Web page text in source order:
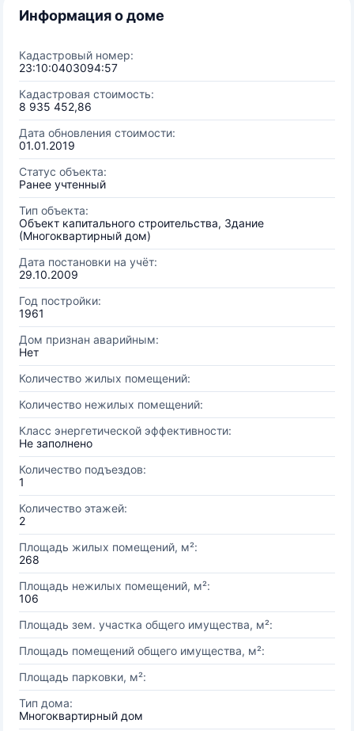
Информация о доме
Кадастровый номер:
23:10:0403094:57
Кадастровая стоимость:
8 935 452,86
Дата обновления стоимости:
01.01.2019
Статус объекта:
Ранее учтенный
Тип объекта:
Объект капитального строительства, Здание
(Многоквартирный дом)
Дата постановки на учёт:
29.10.2009
Год постройки:
1961
Дом признан аварийным:
Нет
Количество жилых помещений:
Количество нежилых помещений:
Класс энергетической эффективности:
Не заполнено
Количество подъездов:
1
Количество этажей:
2
Площадь жилых помещений, м²:
268
Площадь нежилых помещений, м²:
106
Площадь зем. участка общего имущества, м²:
Площадь помещений общего имущества, м²:
Площадь парковки, м²:
Тип дома:
Многоквартирный дом